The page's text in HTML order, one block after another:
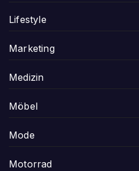
Lifestyle
Marketing
Medizin
Möbel
Mode
Motorrad